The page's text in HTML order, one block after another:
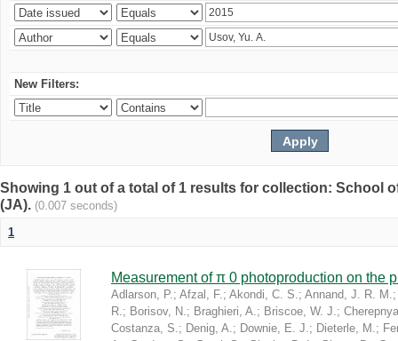
New Filters:
Showing 1 out of a total of 1 results for collection: School
(JA). (0.007 seconds)
1
Measurement of π 0 photoproduction on the
Adlarson, P.; Afzal, F.; Akondi, C. S.; Annand, J. R. M.;
R.; Borisov, N.; Braghieri, A.; Briscoe, W. J.;
Costanza, S.; Denig, A.; Downie, E. J.; Dieterle, M.;